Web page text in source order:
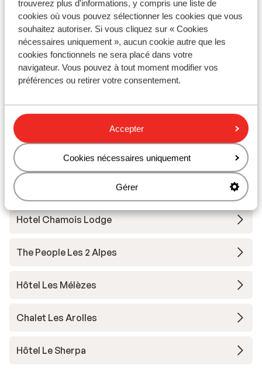
trouverez plus d'informations, y compris une liste de
cookies où vous pouvez sélectionner les cookies que vous
souhaitez autoriser. Si vous cliquez sur « Cookies
nécessaires uniquement », aucun cookie autre que les
cookies fonctionnels ne sera placé dans votre
navigateur. Vous pouvez à tout moment modifier vos
préférences ou retirer votre consentement.
Accepter
Cookies nécessaires uniquement
Gérer
Autres hébergements - Les Deux
Alpes
Résidence Neige et Soleil
Chalet Grizzly
Base Camp Lodge Les Deux Alpes
Hôtel Club Belambra L'Orée des Pistes
Hotel Chamois Lodge
The People Les 2 Alpes
Hôtel Les Mélèzes
Chalet Les Arolles
Hôtel Le Sherpa